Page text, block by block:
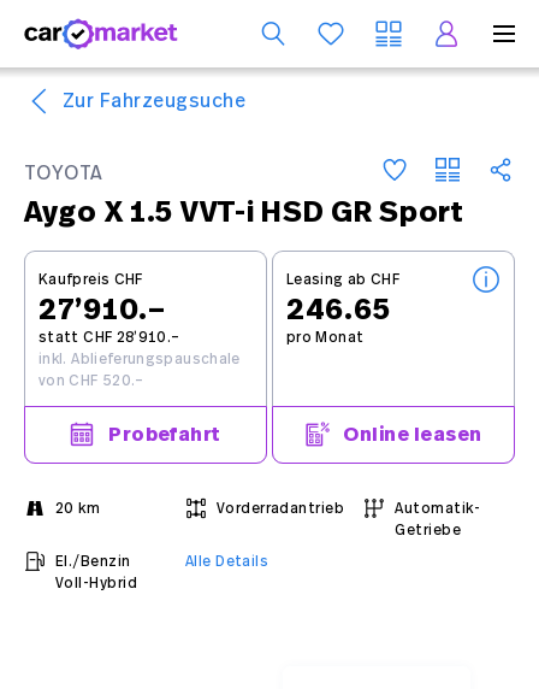
Zur Fahrzeugsuche
TOYOTA
Aygo X 1.5 VVT-i HSD GR Sport
Kaufpreis CHF
27’910.–
statt CHF 28’910.–
inkl. Ablieferungspauschale
von CHF 520.–
Probefahrt
Leasing ab CHF
246.65
pro Monat
Online leasen
20 km Vorderradantrieb
Automatik-
Getriebe
El./Benzin
Voll-Hybrid
Alle Details